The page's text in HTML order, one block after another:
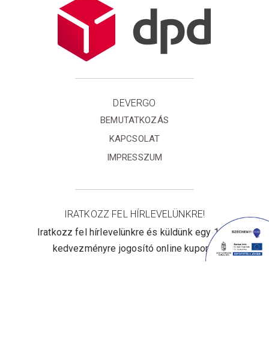
DEVERGO
BEMUTATKOZÁS
KAPCSOLAT
IMPRESSZUM
IRATKOZZ FEL HÍRLEVELÜNKRE!
Iratkozz fel hírlevelünkre és küldünk egy 10%
kedvezményre jogosító online kupont!